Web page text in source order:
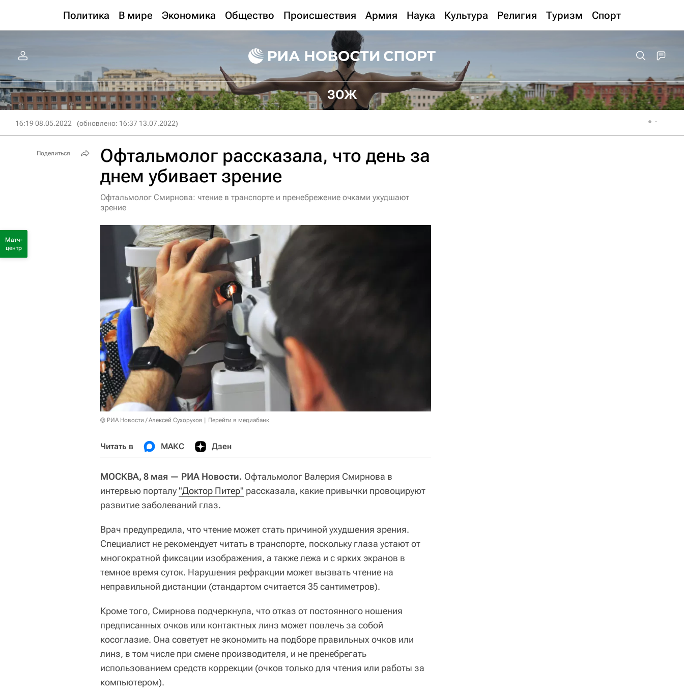
Политика В мире Экономика Общество Происшествия Армия Наука Культура Религия Туризм Спорт
ЗОЖ
16:19 08.05.2022 (обновлено: 16:37 13.07.2022)
Офтальмолог рассказала, что день за
днем убивает зрение
Офтальмолог Смирнова: чтение в транспорте и пренебрежение очками ухудшают
зрение
© РИА Новости / Алексей Сухоруков Перейти в медиабанк
Читать в МАКС Дзен
МОСКВА, 8 мая — РИА Новости. Офтальмолог Валерия Смирнова в
интервью порталу"Доктор Питер" рассказала, какие привычки провоцируют
развитие заболеваний глаз.
Врач предупредила, что чтение может стать причиной ухудшения зрения.
Специалист не рекомендует читать в транспорте, поскольку глаза устают от
многократной фиксации изображения, а также лежа и с ярких экранов в
темное время суток. Нарушения рефракции может вызвать чтение на
неправильной дистанции (стандартом считается 35 сантиметров).
Кроме того, Смирнова подчеркнула, что отказ от постоянного ношения
предписанных очков или контактных линз может повлечь за собой
косоглазие. Она советует не экономить на подборе правильных очков или
линз, в том числе при смене производителя, и не пренебрегать
использованием средств коррекции (очков только для чтения или работы за
компьютером).
Поделиться
Матч-
центр